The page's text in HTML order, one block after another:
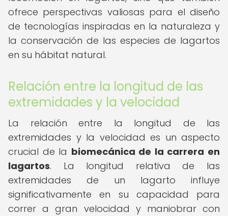
ofrece perspectivas valiosas para el diseño
de tecnologías inspiradas en la naturaleza y
la conservación de las especies de lagartos
en su hábitat natural.
Relación entre la longitud de las
extremidades y la velocidad
La relación entre la longitud de las
extremidades y la velocidad es un aspecto
crucial de la biomecánica de la carrera en
lagartos. La longitud relativa de las
extremidades de un lagarto influye
significativamente en su capacidad para
correr a gran velocidad y maniobrar con